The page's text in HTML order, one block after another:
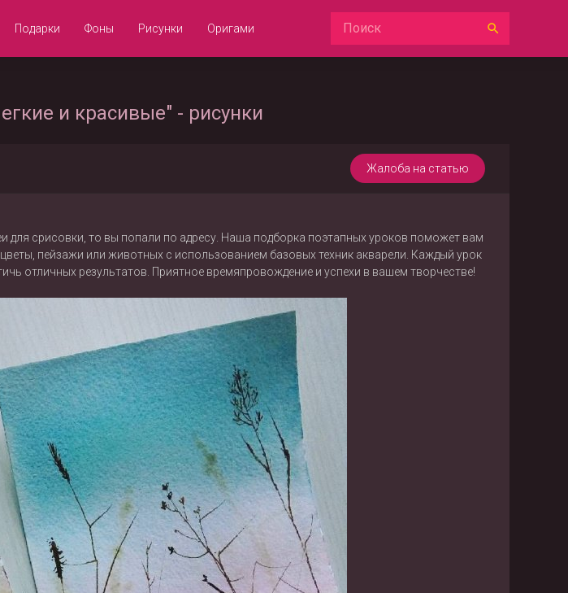
Подарки Фоны Рисунки Оригами
и красивые" - рисунки
Жалоба на статью
для срисовки, то вы попали по адресу. Наша подборка поэтапных уроков поможет вам
пейзажи или животных с использованием базовых техник акварели. Каждый урок
отличных результатов. Приятное времяпровождение и успехи в вашем творчестве!